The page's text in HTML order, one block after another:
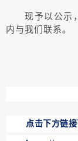
现予以公示
内与我们联系。
点击下方链